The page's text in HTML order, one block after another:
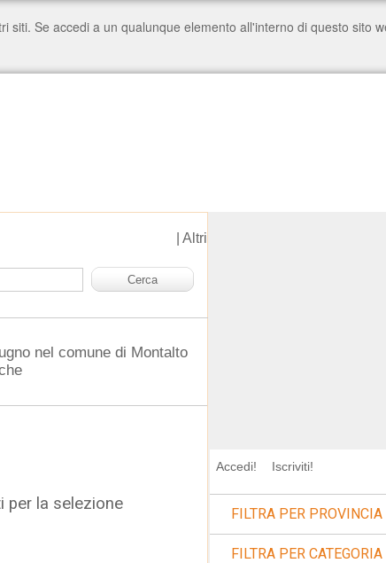
Altri
nel comune di Montalto
per la selezione
Accedi! Iscriviti!
FILTRA PER PROVINCIA
FILTRA PER CATEGORIA